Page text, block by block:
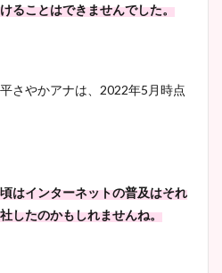
まとめ！足も美脚でカップも
池谷実悠アナのメガネ画像が
かわいい！カップや水着姿も
ることはできませんでした。
さやかアナは、2022年5月時点
はインターネットの普及はそれ
したのかもしれませんね。